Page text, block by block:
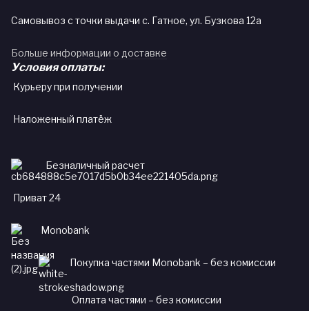
Самовывоз с точки выдачи с. Гатное, ул. Бузкова 12а
Больше информации о доставке
Условия оплаты:
Курьеру при получении
Наложенный платёж
Безналичный расчет
Приват 24
Monobank
Покупка частями Monobank – без комиссии
Оплата частями – без комиссии